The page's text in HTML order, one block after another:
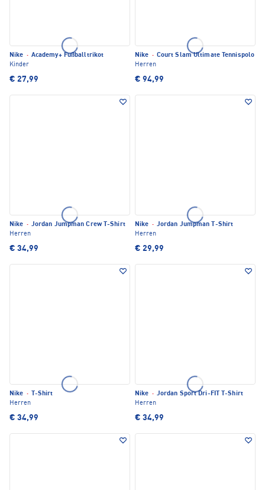
Nike · Academy+ Fußballtrikot
Kinder
€ 27,99
Nike · Court Slam Ultimate Tennispolo
Herren
€ 94,99
Nike · Jordan Jumpman Crew T-Shirt
Herren
€ 34,99
Nike · Jordan Jumpman T-Shirt
Herren
€ 29,99
Nike ·
T-Shirt
Herren
€ 34,99
Nike · Jordan Sport Dri-FIT T-Shirt
Herren
€ 34,99